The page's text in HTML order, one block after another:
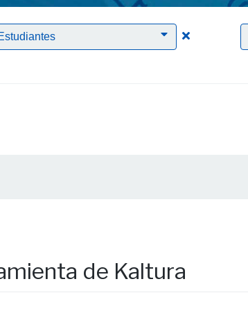
el filtro Software Clic para
de Kaltura